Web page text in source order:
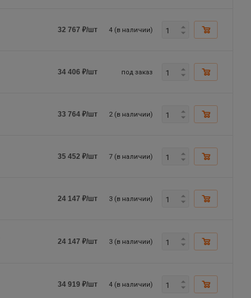
32 767 ₽/шт 4 (в наличии)
34 406 ₽/шт под заказ
33 764 ₽/шт 2 (в наличии)
35 452 ₽/шт 7 (в наличии)
24 147 ₽/шт 3 (в наличии)
24 147 ₽/шт 3 (в наличии)
34 919 ₽/шт 4 (в наличии)